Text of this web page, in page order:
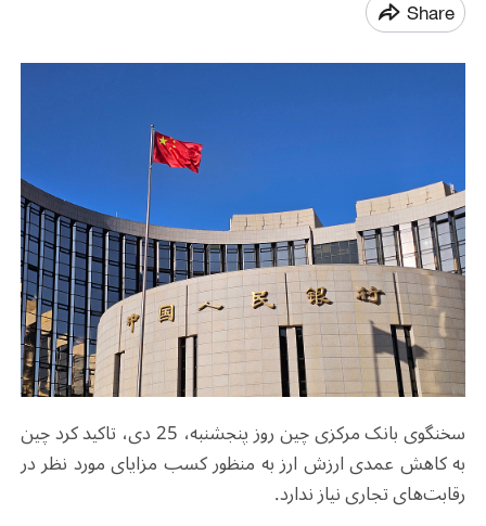
Share
سخنگوی بانک مرکزی چین روز پنجشنبه، 25 دی، تاکید کرد چین
به کاهش عمدی ارزش ارز به منظور کسب مزایای مورد نظر در
رقابت‌های تجاری نیاز ندارد.